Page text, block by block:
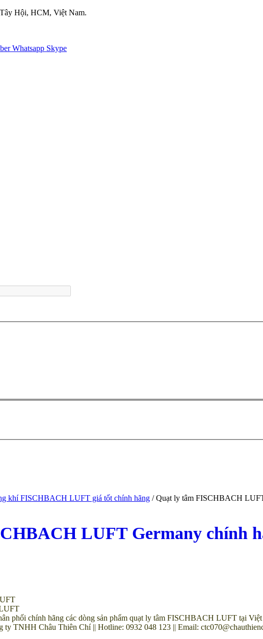
Hội, HCM, Việt Nam.
Whatsapp Skype
khí FISCHBACH LUFT giá tốt chính hãng / Quạt ly tâm FISCHBACH
LUFT Germany chính
phối chính hãng các dòng sản phẩm quạt ly tâm FISCHBACH LUFT tại
TNHH Châu Thiên Chí || Hotline: 0932 048 123 || Email: